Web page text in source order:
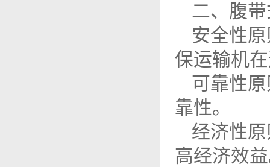
二、腹
安全性
保运输机
可靠性
靠性。
经济性
高经济效